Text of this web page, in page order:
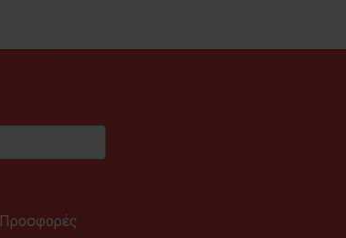
Προσφορές